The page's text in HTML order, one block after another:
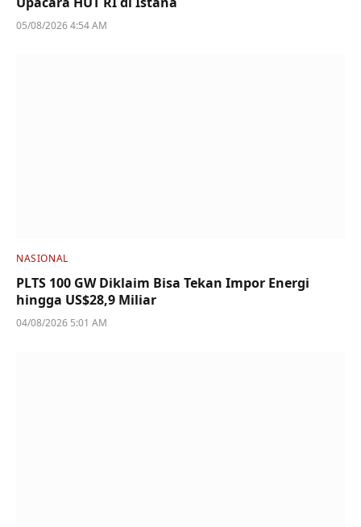
05/08/2026 4:54 AM
NASIONAL
PLTS 100 GW Diklaim Bisa Tekan Impor Energi
hingga US$28,9 Miliar
04/08/2026 5:01 AM